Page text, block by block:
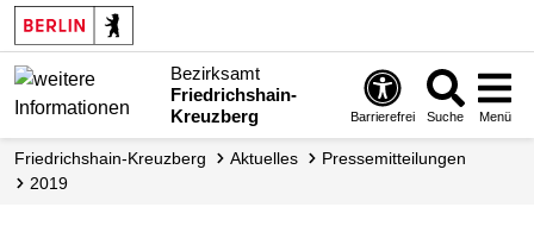
Bezirksamt
Friedrichshain-
Kreuzberg
Barrierefrei Suche Menü
Friedrichshain-Kreuzberg Aktuelles
Presse­mitteilungen
2019